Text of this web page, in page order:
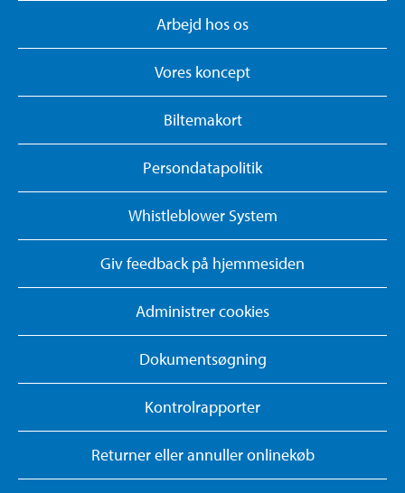
Arbejd hos os
Vores koncept
Biltemakort
Persondatapolitik
Whistleblower System
Giv feedback på hjemmesiden
Administrer cookies
Dokumentsøgning
Kontrolrapporter
Returner eller annuller onlinekøb